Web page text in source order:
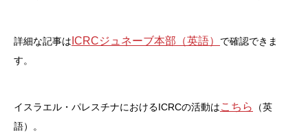
詳細な記事は ICRCジュネーブ本部（英語） で確認できま
す。
イスラエル・パレスチナにおけるICRCの活動はこちら
（英
語）。